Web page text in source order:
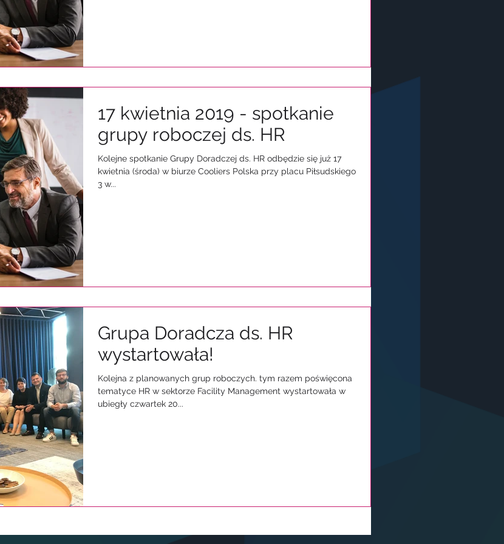
17 kwietnia 2019 - spotkanie
grupy roboczej ds. HR
Kolejne spotkanie Grupy Doradczej ds. HR odbędzie się już 17
kwietnia (środa) w biurze Cooliers Polska przy placu Piłsudskiego
3 w...
Grupa Doradcza ds. HR
wystartowała!
Kolejna z planowanych grup roboczych. tym razem poświęcona
tematyce HR w sektorze Facility Management wystartowała w
ubiegły czwartek 20...